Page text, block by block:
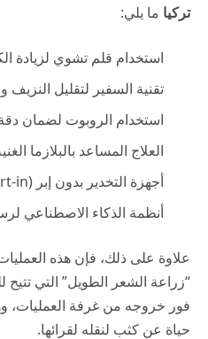
تركيا ما يلي:
استخدام قلم تشوي لزيادة
تقنية السفير لتقليل النزيف
استخدام الروبوت لضمان
العلاج المساعد بالبلازما
أجهزة التخدير بدون إبر (Comfort-in).
أنظمة الذكاء الاصطناعي
علاوة على ذلك، فإن هذه
“زراعة الشعر الطويل” التي تتيح
فور خروجه من غرفة العمليات،
حياة عن كثب لنقله لقرائها.